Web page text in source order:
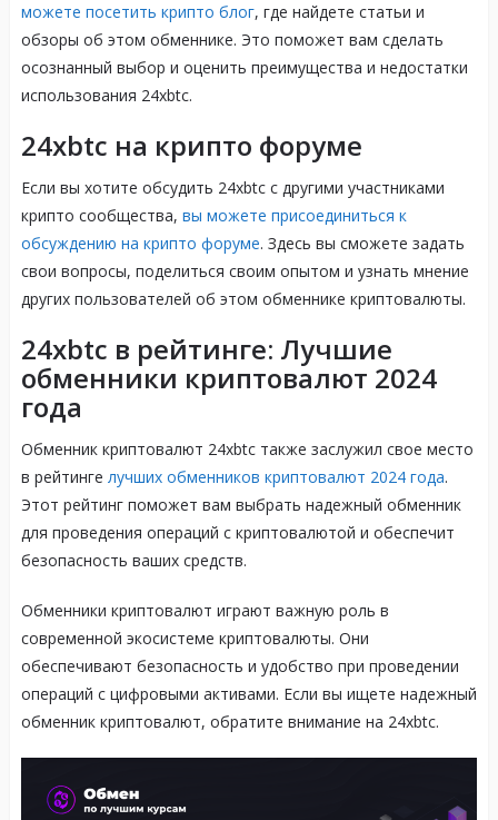
можете посетить крипто блог, где найдете статьи и
обзоры об этом обменнике. Это поможет вам сделать
осознанный выбор и оценить преимущества и недостатки
использования 24xbtc.
24xbtc на крипто форуме
Если вы хотите обсудить 24xbtc с другими участниками
крипто сообщества, вы можете присоединиться к
обсуждению на крипто форуме. Здесь вы сможете задать
свои вопросы, поделиться своим опытом и узнать мнение
других пользователей об этом обменнике криптовалюты.
24xbtc в рейтинге: Лучшие
обменники криптовалют 2024
года
Обменник криптовалют 24xbtc также заслужил свое место
в рейтинге лучших обменников криптовалют 2024 года.
Этот рейтинг поможет вам выбрать надежный обменник
для проведения операций с криптовалютой и обеспечит
безопасность ваших средств.
Обменники криптовалют играют важную роль в
современной экосистеме криптовалюты. Они
обеспечивают безопасность и удобство при проведении
операций с цифровыми активами. Если вы ищете надежный
обменник криптовалют, обратите внимание на 24xbtc.